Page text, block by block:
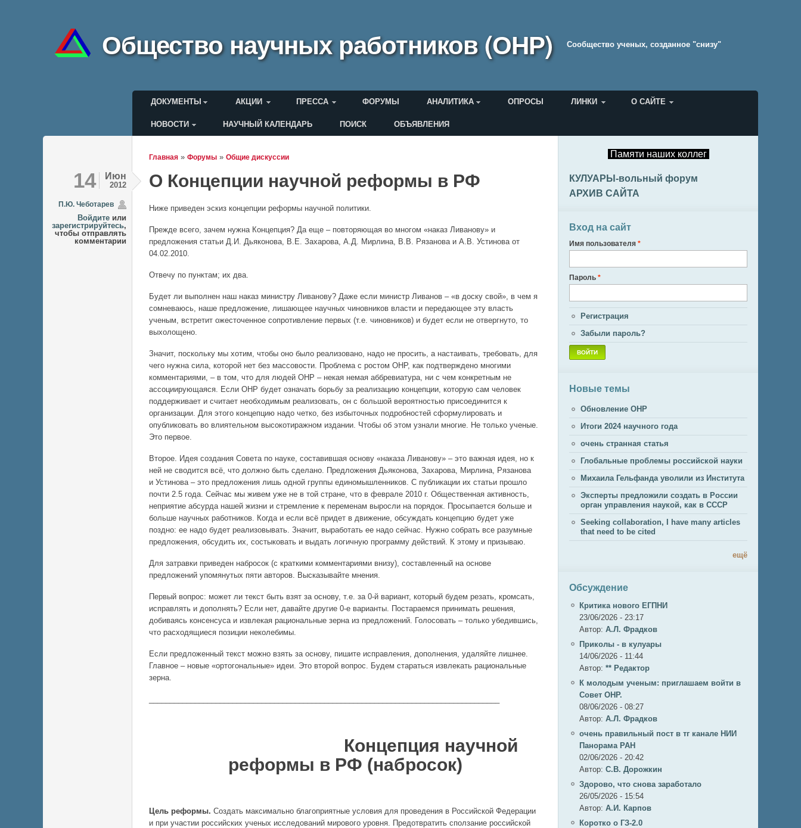
Общество научных работников (ОНР) Cообщество ученых, созданное "снизу"
Главное меню
ДОКУМЕНТЫ АКЦИИ ПРЕССА ФОРУМЫ АНАЛИТИКА ОПРОСЫ ЛИНКИ О САЙТЕ
Меню пользователя
НОВОСТИ НАУЧНЫЙ КАЛЕНДАРЬ ПОИСК ОБЪЯВЛЕНИЯ
Вы здесь
Главная » Форумы » Общие дискуссии
14 Июн
2012
П.Ю. Чеботарев
Войдите или
зарегистрируйтесь,
чтобы отправлять
комментарии
О Концепции научной реформы в РФ
Ниже приведен эскиз концепции реформы научной политики.
Прежде всего, зачем нужна Концепция? Да еще – повторяющая во многом «наказ Ливанову» и
предложения статьи Д.И. Дьяконова, В.Е. Захарова, А.Д. Мирлина, В.В. Рязанова и А.В. Устинова от
04.02.2010.
Отвечу по пунктам; их два.
Будет ли выполнен наш наказ министру Ливанову? Даже если министр Ливанов – «в доску свой», в чем я
сомневаюсь, наше предложение, лишающее научных чиновников власти и передающее эту власть
ученым, встретит ожесточенное сопротивление первых (т.е. чиновников) и будет если не отвергнуто, то
выхолощено.
Значит, поскольку мы хотим, чтобы оно было реализовано, надо не просить, а настаивать, требовать, для
чего нужна сила, которой нет без массовости. Проблема с ростом ОНР, как подтверждено многими
комментариями, – в том, что для людей ОНР – некая немая аббревиатура, ни с чем конкретным не
ассоциирующаяся. Если ОНР будет означать борьбу за реализацию концепции, которую сам человек
поддерживает и считает необходимым реализовать, он с большой вероятностью присоединится к
организации. Для этого концепцию надо четко, без избыточных подробностей сформулировать и
опубликовать во влиятельном высокотиражном издании. Чтобы об этом узнали многие. Не только ученые.
Это первое.
Второе. Идея создания Совета по науке, составившая основу «наказа Ливанову» – это важная идея, но к
ней не сводится всё, что должно быть сделано. Предложения Дьяконова, Захарова, Мирлина, Рязанова
и Устинова – это предложения лишь одной группы единомышленников. С публикации их статьи прошло
почти 2.5 года. Сейчас мы живем уже не в той стране, что в феврале 2010 г. Общественная активность,
неприятие абсурда нашей жизни и стремление к переменам выросли на порядок. Просыпается больше и
больше научных работников. Когда и если всё придет в движение, обсуждать концепцию будет уже
поздно: ее надо будет реализовывать. Значит, выработать ее надо сейчас. Нужно собрать все разумные
предложения, обсудить их, состыковать и выдать логичную программу действий. К этому и призываю.
Для затравки приведен набросок (с краткими комментариями внизу), составленный на основе
предложений упомянутых пяти авторов. Высказывайте мнения.
Первый вопрос: может ли текст быть взят за основу, т.е. за 0-й вариант, который будем резать, кромсать,
исправлять и дополнять? Если нет, давайте другие 0-е варианты. Постараемся принимать решения,
добиваясь консенсуса и извлекая рациональные зерна из предложений. Голосовать – только убедившись,
что расходящиеся позиции неколебимы.
Если предложенный текст можно взять за основу, пишите исправления, дополнения, удаляйте лишнее.
Главное – новые «ортогональные» идеи. Это второй вопрос. Будем стараться извлекать рациональные
зерна.
Концепция научной
реформы в РФ (набросок)
Цель реформы. Создать максимально благоприятные условия для проведения в Российской Федерации
и при участии российских ученых исследований мирового уровня. Предотвратить сползание российской
Памяти наших коллег
КУЛУАРЫ-вольный форум
АРХИВ САЙТА
Вход на сайт
Имя пользователя *
Пароль *
Регистрация
Забыли пароль?
Новые темы
Обновление ОНР
Итоги 2024 научного года
очень странная статья
Глобальные проблемы российской науки
Михаила Гельфанда уволили из Института
Эксперты предложили создать в России
орган управления наукой, как в СССР
Seeking collaboration, I have many articles
that need to be cited
ещё
Обсуждение
Критика нового ЕГПНИ
23/06/2026 - 23:17
Автор: А.Л. Фрадков
Приколы - в кулуары
14/06/2026 - 11:44
Автор: ** Редактор
К молодым ученым: приглашаем войти в
Совет ОНР.
08/06/2026 - 08:27
Автор: А.Л. Фрадков
очень правильный пост в тг канале НИИ
Панорама РАН
02/06/2026 - 20:42
Автор: С.В. Дорожкин
Здорово, что снова заработало
26/05/2026 - 15:54
Автор: А.И. Карпов
Коротко о ГЗ-2.0